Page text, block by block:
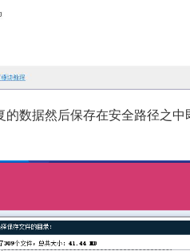
数据然后保存在安全路径之